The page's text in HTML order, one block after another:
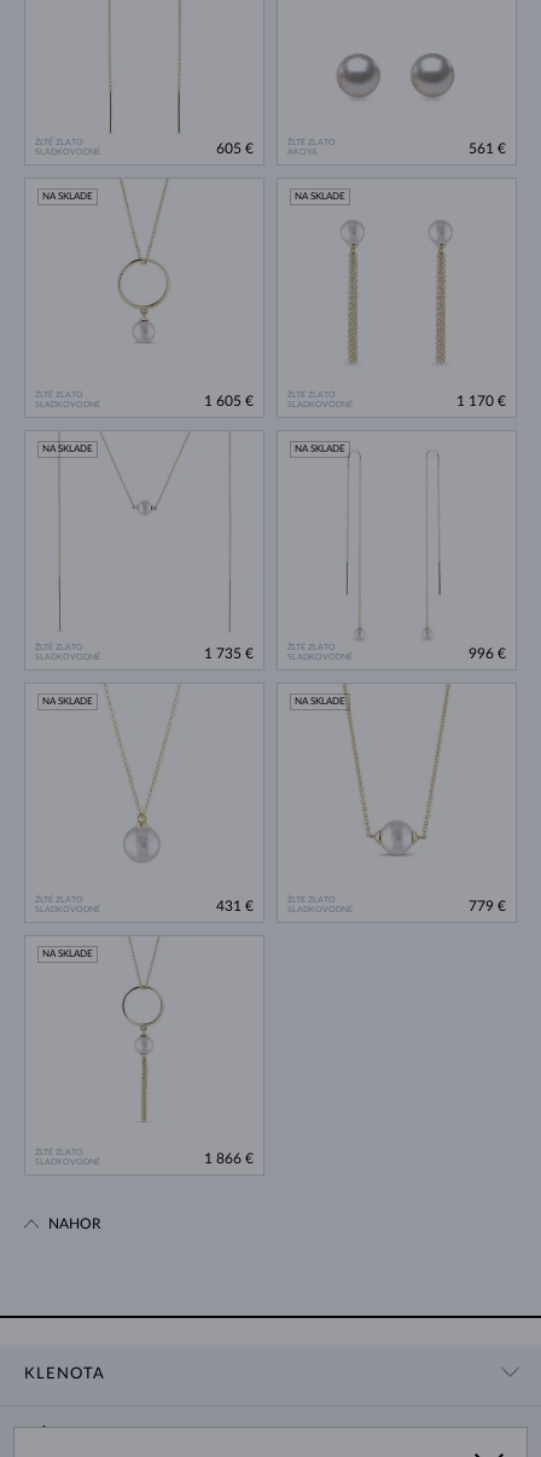
ŽLTÉ ZLATO
SLADKOVODNÉ
605 €
ŽLTÉ ZLATO
AKOYA
561 €
ŽLTÉ ZLATO
SLADKOVODNÉ
NA SKLADE
1 605 €
ŽLTÉ ZLATO
SLADKOVODNÉ
NA SKLADE
1 170 €
ŽLTÉ ZLATO
SLADKOVODNÉ
NA SKLADE
1 735 €
ŽLTÉ ZLATO
SLADKOVODNÉ
NA SKLADE
996 €
ŽLTÉ ZLATO
SLADKOVODNÉ
NA SKLADE
431 €
ŽLTÉ ZLATO
SLADKOVODNÉ
NA SKLADE
779 €
ŽLTÉ ZLATO
SLADKOVODNÉ
NA SKLADE
1 866 €
NAHOR
KLENOTA